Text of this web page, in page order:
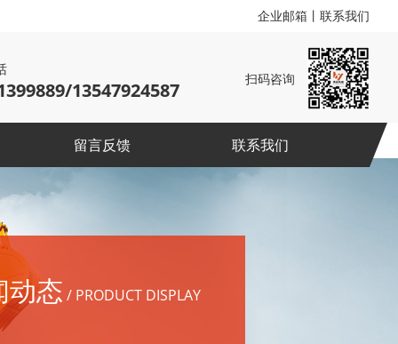
企业邮箱 丨 联系我们
13547924587 扫码咨询
留言反馈 联系我们
动态 / PRODUCT DISPLAY